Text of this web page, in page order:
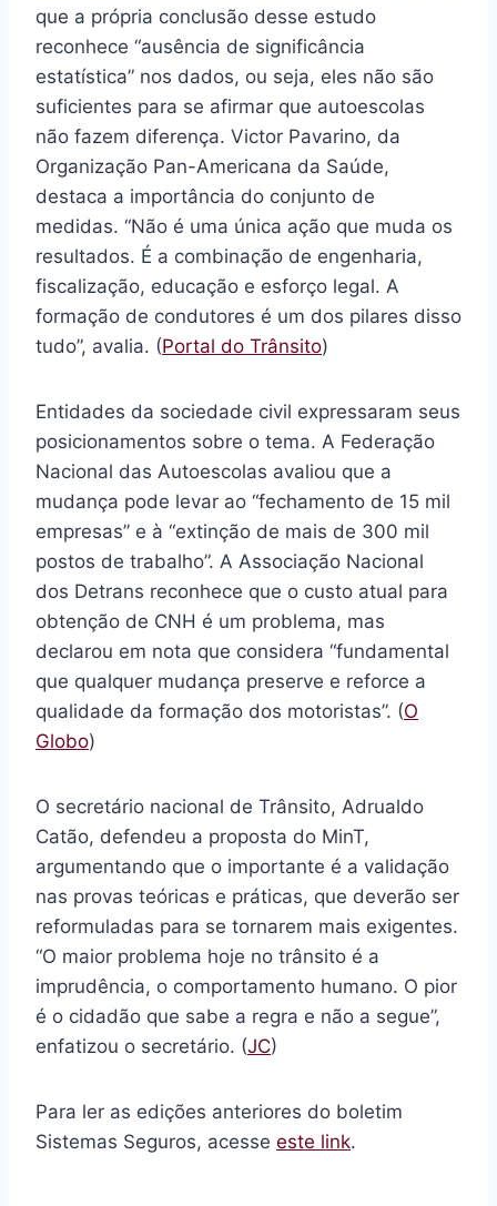
que a própria conclusão desse estudo
reconhece “ausência de significância
estatística” nos dados, ou seja, eles não são
suficientes para se afirmar que autoescolas
não fazem diferença. Victor Pavarino, da
Organização Pan-Americana da Saúde,
destaca a importância do conjunto de
medidas. “Não é uma única ação que muda os
resultados. É a combinação de engenharia,
fiscalização, educação e esforço legal. A
formação de condutores é um dos pilares disso
tudo”, avalia. (Portal do Trânsito)
Entidades da sociedade civil expressaram seus
posicionamentos sobre o tema. A Federação
Nacional das Autoescolas avaliou que a
mudança pode levar ao “fechamento de 15 mil
empresas” e à “extinção de mais de 300 mil
postos de trabalho”. A Associação Nacional
dos Detrans reconhece que o custo atual para
obtenção de CNH é um problema, mas
declarou em nota que considera “fundamental
que qualquer mudança preserve e reforce a
qualidade da formação dos motoristas”. (O
Globo)
O secretário nacional de Trânsito, Adrualdo
Catão, defendeu a proposta do MinT,
argumentando que o importante é a validação
nas provas teóricas e práticas, que deverão ser
reformuladas para se tornarem mais exigentes.
“O maior problema hoje no trânsito é a
imprudência, o comportamento humano. O pior
é o cidadão que sabe a regra e não a segue”,
enfatizou o secretário. (JC)
Para ler as edições anteriores do boletim
Sistemas Seguros, acesse este link.